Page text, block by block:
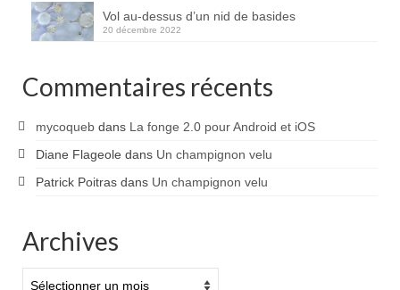
Vol au-dessus d’un nid de basides
20 décembre 2022
Commentaires récents
mycoqueb dans La fonge 2.0 pour Android et iOS
Diane Flageole dans Un champignon velu
Patrick Poitras dans Un champignon velu
Archives